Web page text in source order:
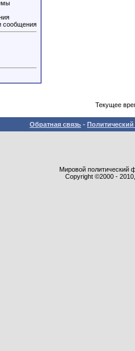
сообщения
Текущее
Обратная связь -
Мировой политический
Copyright ©2000 -